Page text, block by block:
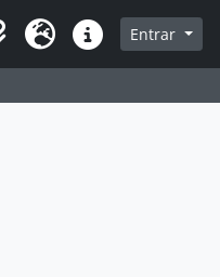
Idioma Atalhos Entrar